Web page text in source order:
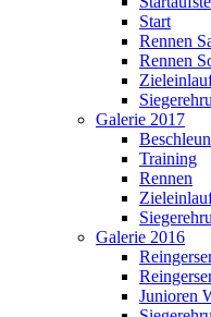
Start
Rennen
Rennen
Galerie 2017
Training
Rennen
Galerie 2016
Junioren